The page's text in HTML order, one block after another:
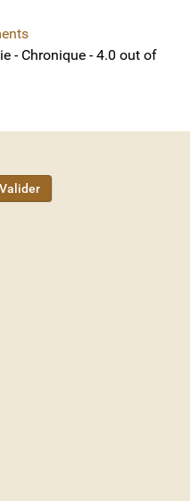
- Chronique -4.0 out of
Valider